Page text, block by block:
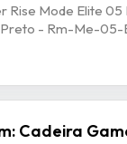
Mode Elite 05
Preto - Rm-Me-05-
Cadeira